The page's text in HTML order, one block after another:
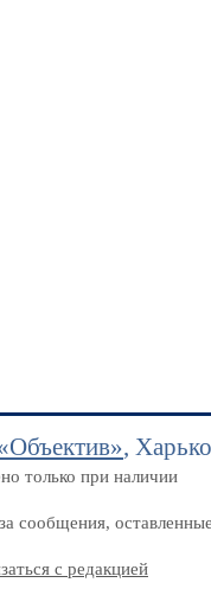
,
только при наличии
сообщения,
с редакцией